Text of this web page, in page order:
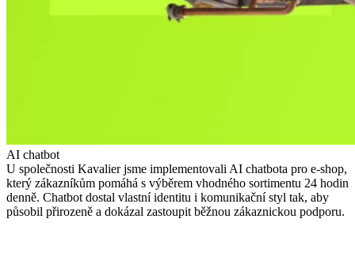
AI chatbot
U společnosti Kavalier jsme implementovali AI chatbota pro e-shop,
který zákazníkům pomáhá s výběrem vhodného sortimentu 24 hodin
denně. Chatbot dostal vlastní identitu i komunikační styl tak, aby
působil přirozeně a dokázal zastoupit běžnou zákaznickou podporu.